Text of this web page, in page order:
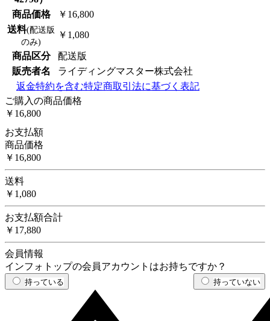
商品価格
￥16,800
送料(配送版
のみ)
￥1,080
商品区分
配送版
販売者名
ライディングマスター株式会社
返金特約を含む特定商取引法に基づく表記
ご購入の商品価格
￥16,800
お支払額
商品価格
￥16,800
送料
￥1,080
お支払額合計
￥17,880
会員情報
インフォトップの会員アカウントはお持ちですか？
持っている 持っていない